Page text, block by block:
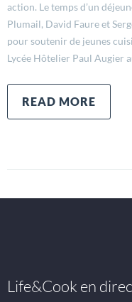
action. Le temps d’un
Plumail, David Faure et
pour soutenir de jeunes
Lycée Hôtelier Paul Augier
READ MORE
Life&Cook en